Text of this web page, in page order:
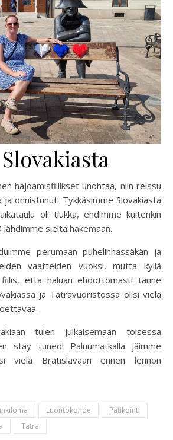
hajoamisfiilikset unohtaa, niin reissu
ja onnistunut. Tykkäsimme Slovakiasta
oli tiukka, ehdimme kuitenkin
sieltä hakemaan.
perumaan puhelinhässäkän ja
vaatteiden vuoksi, mutta kyllä
fiilis, että haluan ehdottomasti tänne
ja Tatravuoristossa olisi vielä
tulen julkaisemaan toisessa
stay tuned! Paluumatkalla jäimme
vielä Bratislavaan ennen lennon
Luontokohde
Patikointi
Tatra